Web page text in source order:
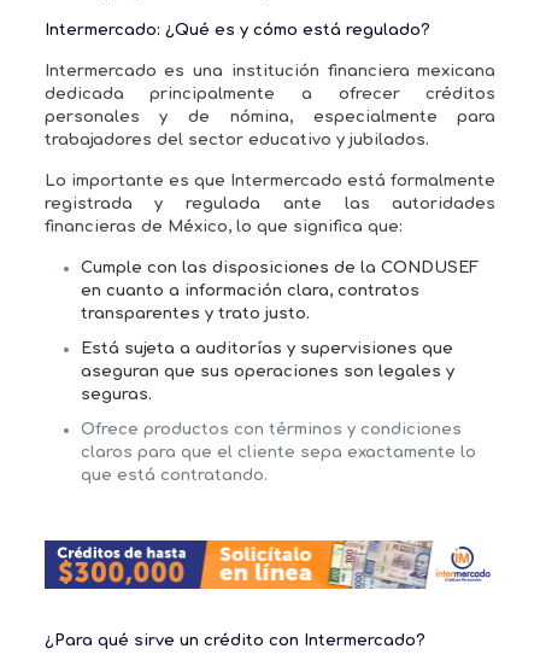
Intermercado: ¿Qué es y cómo está regulado?
Intermercado es una institución financiera mexicana
dedicada principalmente a ofrecercréditos
personales y de nómina, especialmente para
trabajadores del sector educativo y jubilados.
Lo importante es que Intermercado estáformalmente
registrada y regulada ante las autoridades
financieras de México, lo que significa que:
Cumple con las disposiciones de la CONDUSEF
en cuanto a información clara, contratos
transparentes y trato justo.
Está sujeta a auditorías y supervisiones que
aseguran que sus operaciones son legales y
seguras.
Ofrece productos con términos y condiciones
claros para que el cliente sepa exactamente lo
que está contratando.
¿Para qué sirve un crédito con Intermercado?